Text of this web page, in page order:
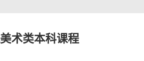
术类本科课程